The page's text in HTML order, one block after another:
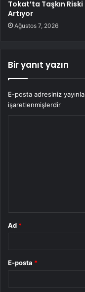
Tokat’ta Taşkın Riski
Artıyor
Ağustos 7, 2026
Bir yanıt yazın
E-posta adresiniz
işaretlenmişlerdir
Ad *
E-posta *